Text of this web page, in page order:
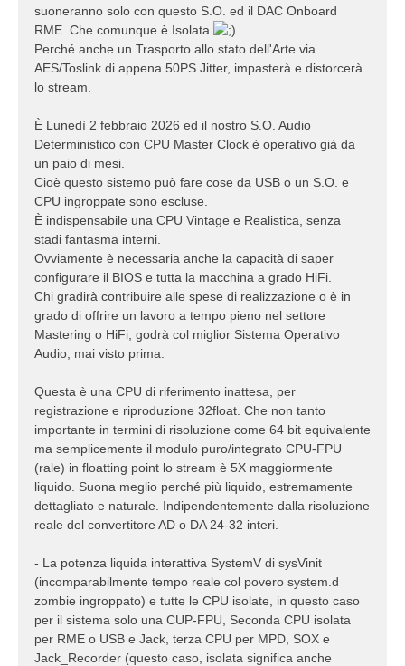
suoneranno solo con questo S.O. ed il DAC Onboard
RME. Che comunque è Isolata
Perché anche un Trasporto allo stato dell'Arte via
AES/Toslink di appena 50PS Jitter, impasterà e distorcerà
lo stream.
È Lunedì 2 febbraio 2026 ed il nostro S.O. Audio
Deterministico con CPU Master Clock è operativo già da
un paio di mesi.
Cioè questo sistemo può fare cose da USB o un S.O. e
CPU ingroppate sono escluse.
È indispensabile una CPU Vintage e Realistica, senza
stadi fantasma interni.
Ovviamente è necessaria anche la capacità di saper
configurare il BIOS e tutta la macchina a grado HiFi.
Chi gradirà contribuire alle spese di realizzazione o è in
grado di offrire un lavoro a tempo pieno nel settore
Mastering o HiFi, godrà col miglior Sistema Operativo
Audio, mai visto prima.
Questa è una CPU di riferimento inattesa, per
registrazione e riproduzione 32float. Che non tanto
importante in termini di risoluzione come 64 bit equivalente
ma semplicemente il modulo puro/integrato CPU-FPU
(rale) in floatting point lo stream è 5X maggiormente
liquido. Suona meglio perché più liquido, estremamente
dettagliato e naturale. Indipendentemente dalla risoluzione
reale del convertitore AD o DA 24-32 interi.
- La potenza liquida interattiva SystemV di sysVinit
(incomparabilmente tempo reale col povero system.d
zombie ingroppato) e tutte le CPU isolate, in questo caso
per il sistema solo una CUP-FPU, Seconda CPU isolata
per RME o USB e Jack, terza CPU per MPD, SOX e
Jack_Recorder (questo caso, isolata significa anche